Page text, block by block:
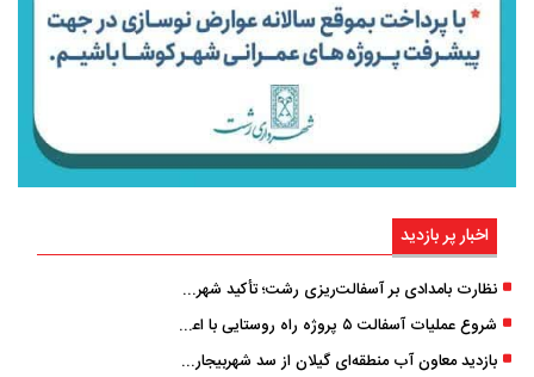
اخبار پر بازدید
نظارت بامدادی بر آسفالت‌ریزی رشت؛ تأکید شهردار و بازرس کل بر کیفیت اجرای پروژه‌ها
شروع عملیات آسفالت ۵ پروژه راه ‌روستایی با اعتبار ۳۷۰ میلیاردی در گیلان
بازدید معاون آب منطقه‌ای گیلان از سد شهربیجار برای تداوم تأمین آب شرب استان